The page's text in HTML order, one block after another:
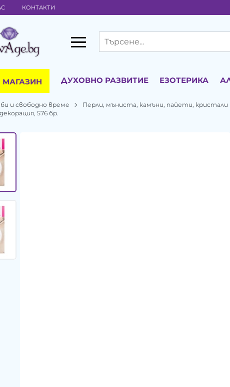
КОНТАКТИ
ДУХОВНО РАЗВИТИЕ ЕЗОТЕРИКА
и свободно време Перли, мъниста, камъни, пайети, кристали
576 бр.